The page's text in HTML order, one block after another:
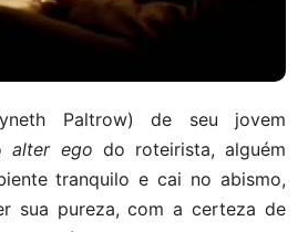
Paltrow) de seu jovem
alter ego do roteirista, alguém
tranquilo e cai no abismo,
sua pureza, com a certeza de